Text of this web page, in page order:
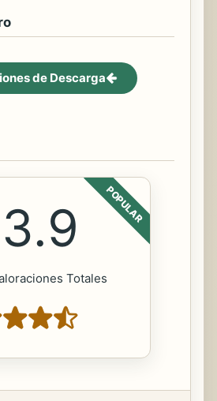
de Descarga
POPULAR
3.9
Totales